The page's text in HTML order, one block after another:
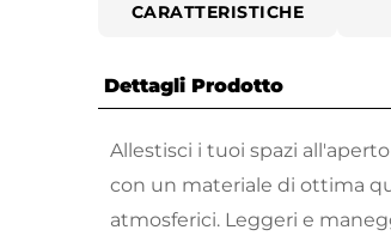
CARATTERISTICHE
Dettagli Prodotto
Allestisci i tuoi spazi
con un materiale di ottima
atmosferici. Leggeri e